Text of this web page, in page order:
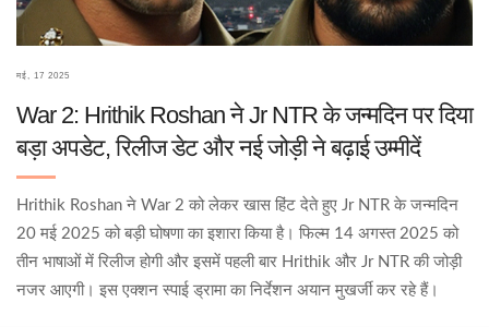
मई, 17 2025
War 2: Hrithik Roshan ने Jr NTR के जन्मदिन पर दिया
बड़ा अपडेट, रिलीज डेट और नई जोड़ी ने बढ़ाई उम्मीदें
Hrithik Roshan ने War 2 को लेकर खास हिंट देते हुए Jr NTR के जन्मदिन
20 मई 2025 को बड़ी घोषणा का इशारा किया है। फिल्म 14 अगस्त 2025 को
तीन भाषाओं में रिलीज होगी और इसमें पहली बार Hrithik और Jr NTR की जोड़ी
नजर आएगी। इस एक्शन स्पाई ड्रामा का निर्देशन अयान मुखर्जी कर रहे हैं।